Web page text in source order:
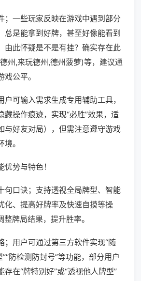
；一些玩家反映在游戏中遇到部分
总是能拿到好牌，甚至好像能看到
由此怀疑是不是有挂？确实存在此
州,来玩德州,德州菠萝)等，建议通
公平。
户可输入需求生成专用辅助工具，
藏操作痕迹，实现“必胜”效果，适
与好友对局），但需注意遵守游戏
。
势与特色！
句口诀；支持透视全局牌型、智能
化、提高好牌率及快速自摸等操
牌局结果，提升胜率。
；用户可通过第三方软件实现“随
”“防检测防封号”等功能，部分用户
存在“牌特别好”或“透视他人牌型”